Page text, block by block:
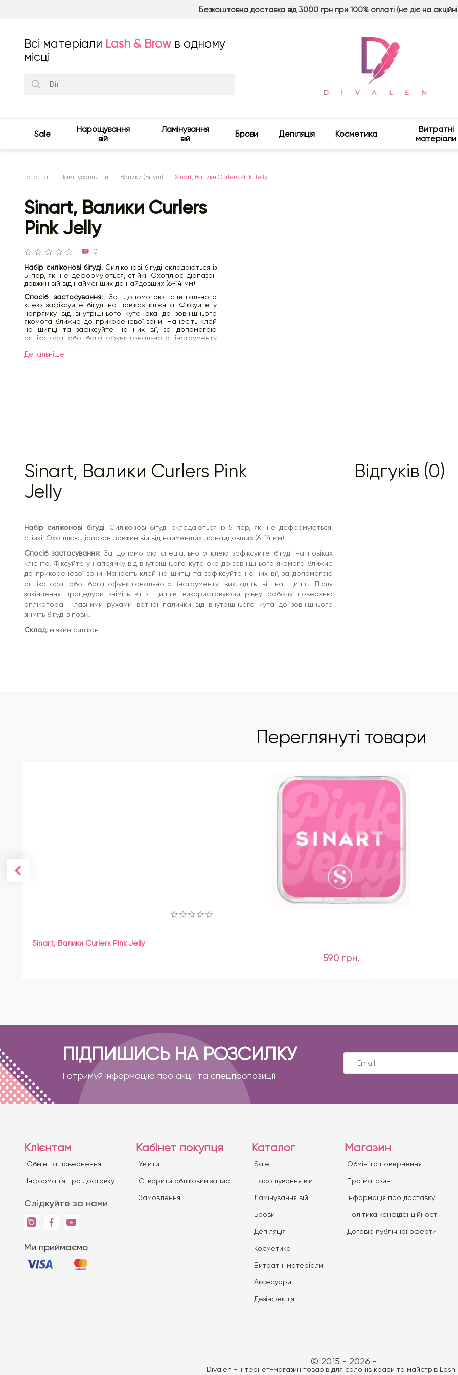
Безкоштовна доставка від 3000 грн при 100% оплаті (не діє на
Всі матеріали Lash & Brow в одному
місці
Sale
Нарощування
вій
Ламінування
вій
Брови Депіляція Косметика
Витратні
матеріали
Головна Ламінування вій Валики (Бігуді) Sinart, Валики Curlers Pink Jelly
Sinart, Валики Curlers
Pink Jelly
0
Набір силіконові бігуді. Силіконові бігуді складаються із
5 пар, які не деформуються, стійкі. Охоплює діапазон
довжин вій від найменших до найдовших (6-14 мм).
Спосіб застосування: За допомогою спеціального
клею зафіксуйте бігуді на повіках клієнта. Фіксуйте у
напрямку від внутрішнього кута ока до зовнішнього
якомога ближче до прикореневої зони. Нанесіть клей
на щипці та зафіксуйте на них вії, за допомогою
аплікатора або багатофункціонального інструменту
зніміть вії з щипців, використовуючи рівну робочу
Детальнiше
Sinart, Валики Curlers Pink
Jelly
Набір силіконові бігуді.Силіконові бігуді складаються із 5 пар, які не деформуються,
стійкі. Охоплює діапазон довжин вій від найменших до найдовших (6-14 мм).
Спосіб застосування: За допомогою спеціального клею зафіксуйте бігуді на повіках
клієнта. Фіксуйте у напрямку від внутрішнього кута ока до зовнішнього якомога ближче
до прикореневої зони. Нанесіть клей на щипці та зафіксуйте на них вії, за допомогою
аплікатора або багатофункціонального інструменту викладіть вії на щипці. Після
закінчення процедури зніміть вії з щипців, використовуючи рівну робочу поверхню
аплікатора. Плавними рухами ватної палички від внутрішнього кута до зовнішнього
зніміть бігуді з повік.
Склад: м'який силікон
Відгуків (0)
Переглянуті товари
Sinart, Валики Curlers Pink Jelly
590 грн.
ПІДПИШИСЬ НА РОЗСИЛКУ
І отримуй інформацію про акції та спецпропозиції
Клієнтам
Обмін та повернення
Iнформація про доставку
Слідкуйте за нами
Ми приймаємо
Кабінет покупця
Увійти
Створити обліковий запис
Замовлення
Каталог
Sale
Нарощування вій
Ламінування вій
Брови
Депіляція
Косметика
Витратні матеріали
Аксесуари
Дезінфекція
Магазин
Обмін та повернення
Про магазин
Iнформація про доставку
Політика конфіденційності
Договір публічної оферти
© 2015 - 2026 -
Divalen - Інтернет-магазин товарів для салонів краси та майстрів Lash